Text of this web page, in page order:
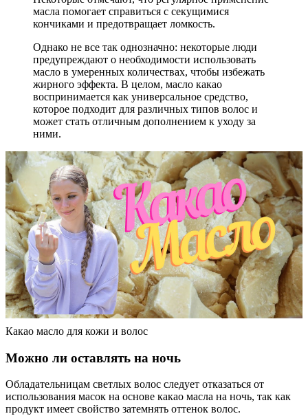
масла помогает справиться с секущимися
кончиками и предотвращает ломкость.
Однако не все так однозначно: некоторые люди
предупреждают о необходимости использовать
масло в умеренных количествах, чтобы избежать
жирного эффекта. В целом, масло какао
воспринимается как универсальное средство,
которое подходит для различных типов волос и
может стать отличным дополнением к уходу за
ними.
Какао масло для кожи и волос
Можно ли оставлять на ночь
Обладательницам светлых волос следует отказаться от
использования масок на основе какао масла на ночь, так как
продукт имеет свойство затемнять оттенок волос.